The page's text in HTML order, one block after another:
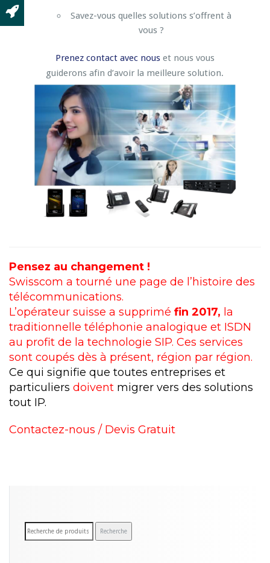
Savez-vous quelles solutions s’offrent à
vous ?
Prenez contact avec nouset nous vous
guiderons afin d’avoir la meilleure solution.
Pensez au changement !
Swisscom a tourné une page de l’histoire des
télécommunications.
L’opérateur suisse a supprimé fin 2017, la
traditionnelle téléphonie analogique et ISDN
au profit de la technologie SIP. Ces services
sont coupés dès à présent, région par région.
Ce qui signifie que toutes entreprises et
particuliers doivent migrer vers des solutions
tout IP.
Contactez-nous / Devis Gratuit
R
e
Recherche